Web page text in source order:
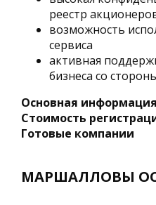
реестр
возможность
сервиса
активная
бизнеса со
Основная информация
Стоимость
Готовые компании
МАРШАЛЛОВЫ